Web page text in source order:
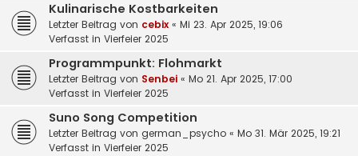
Kulinarische Kostbarkeiten
Letzter Beitrag von cebix « Mi 23. Apr 2025, 19:06
Verfasst in Vierfeier 2025
Programmpunkt: Flohmarkt
Letzter Beitrag von Senbei « Mo 21. Apr 2025, 17:00
Verfasst in Vierfeier 2025
Suno Song Competition
Letzter Beitrag von german_psycho « Mo 31. Mär 2025, 19:21
Verfasst in Vierfeier 2025